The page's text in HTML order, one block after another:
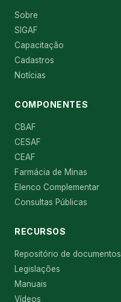
Sobre
SIGAF
Capacitação
Cadastros
Notícias
COMPONENTES
CBAF
CESAF
CEAF
Farmácia de Minas
Elenco Complementar
Consultas Públicas
RECURSOS
Repositório de documentos
Legislações
Manuais
Vídeos